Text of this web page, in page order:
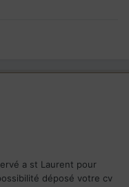
a st Laurent pour
déposé votre cv